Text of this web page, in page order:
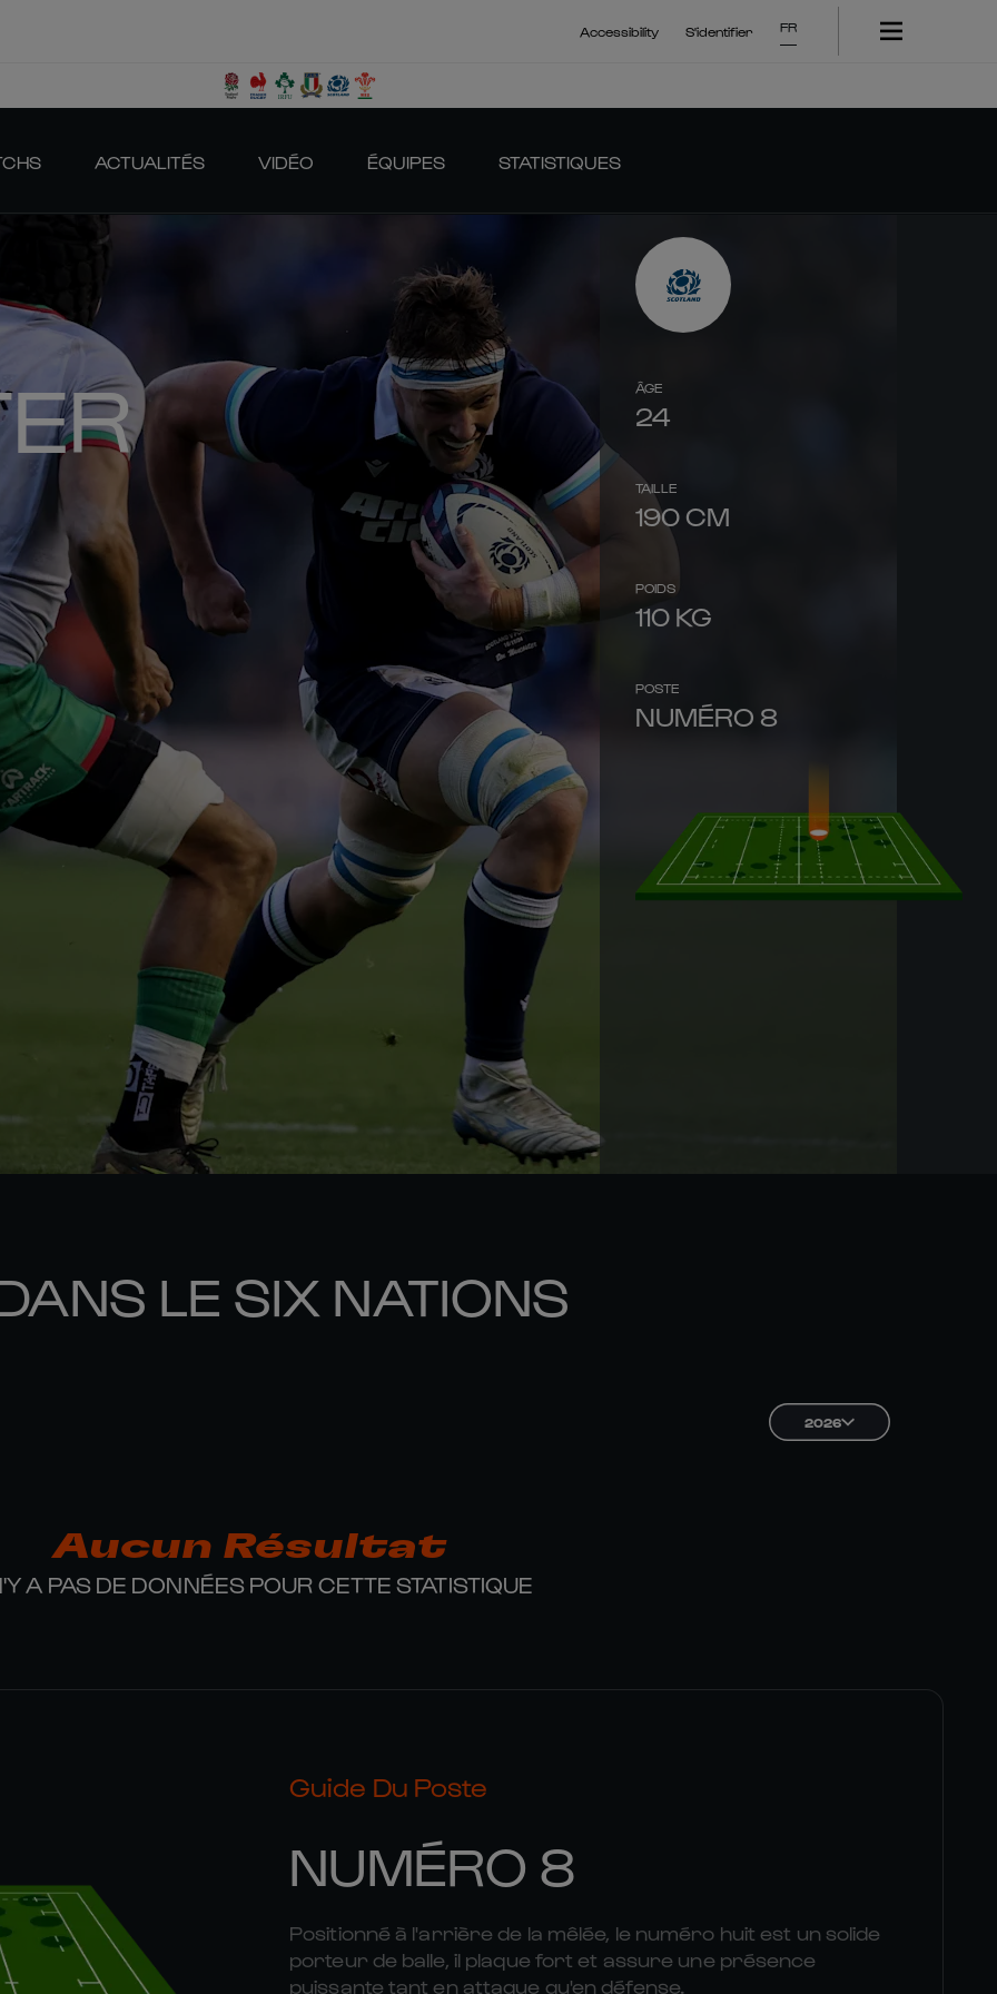
Accessibility S'identifier FR
ACTUALITÉS VIDÉO ÉQUIPES STATISTIQUES
ÂGE
24
TAILLE
190 CM
POIDS
110 KG
POSTE
NUMÉRO 8
LE SIX NATIONS
2026
Aucun Résultat
A PAS DE DONNÉES POUR CETTE STATISTIQUE
Guide Du Poste
NUMÉRO 8
Positionné à l'arrière de la mêlée, le numéro huit est un solide
porteur de balle, il plaque fort et assure une présence
puissante tant en attaque qu'en défense.